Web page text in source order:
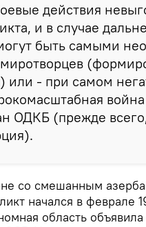
действия
и в случае
быть самыми
или - при самом
ОДКБ (прежде
со смешанным
начался в феврале
область